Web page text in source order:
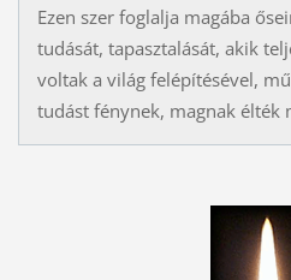
Ezen szer foglalja magába
tudását, tapasztalását, akik
voltak a világ felépítésével,
tudást fénynek, magnak élték